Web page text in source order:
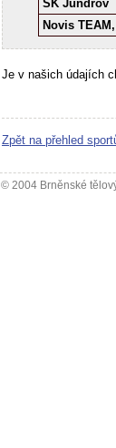
SK Jundrov
Novis
Je v našich údajích
Zpět na přehled
© 2004 Brněnské